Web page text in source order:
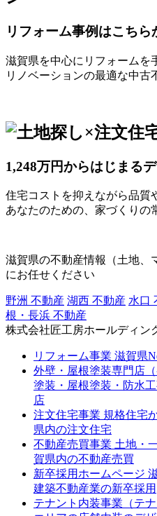
リフォーム事例はこち
滋賀県を中心にリフォームを
リノベーションの最適な中古
1,248万円からはじまる
住宅コストを抑えながら品質
あなたのための、家づくりの
滋賀県の不動産情報（土地、
にお任せください
野洲 不動産 湖西 不動産 水口
根・長浜 不動産
株式会社匠工房ホールディン
リフォーム事業 滋賀県
外壁・屋根塗装専門店（
塗装・屋根塗装・防水
店
注文住宅事業 規格住宅
県内の注文住宅
不動産売買事業 土地・
賀県内の不動産売買
新卒採用ホームページ
建築不動産業の新卒採用
テナント内装事業（テナ